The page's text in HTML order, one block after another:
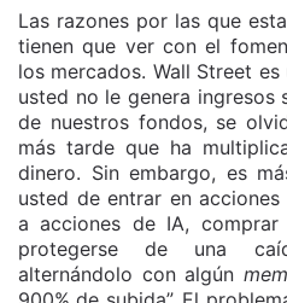
Las razones por las que
tienen que ver con el
los mercados. Wall Street
usted no le genera ingresos
de nuestros fondos, se
más tarde que ha
dinero. Sin embargo, es
usted de entrar en
a acciones de IA,
protegerse de una
alternándolo con algún